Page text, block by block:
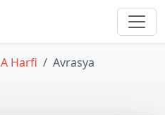
A Harfi Avrasya